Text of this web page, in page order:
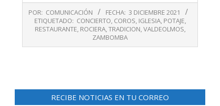
12-
POR: COMUNICACIÓN FECHA: 3 DICIEMBRE 2021
ETIQUETADO: CONCIERTO, COROS, IGLESIA, POTAJE,
RESTAURANTE, ROCIERA,TRADICION,VALDEOLMOS,
ZAMBOMBA
RECIBE NOTICIAS EN TU CORREO